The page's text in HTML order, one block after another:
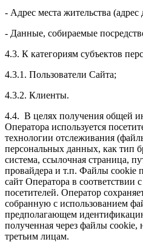
- Адрес места жительства (адрес
- Данные, собираемые
4.3. К категориям субъектов
4.3.1. Пользователи Сайта;
4.3.2. Клиенты.
4.4. В целях получения общей
Оператора используется
технологии отслеживания
персональных данных, как тип
система, ссылочная страница,
провайдера и т.п. Файлы cookie
сайт Оператора в соответствии
посетителей. Оператор
собранную с использованием
предполагающем
полученная через файлы cookie,
третьим лицам.